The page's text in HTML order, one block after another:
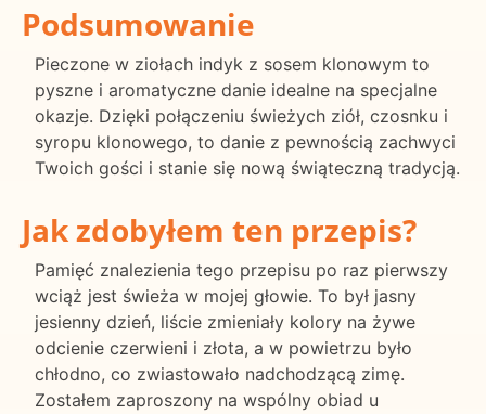
Podsumowanie
Pieczone w ziołach indyk z sosem klonowym to
pyszne i aromatyczne danie idealne na specjalne
okazje. Dzięki połączeniu świeżych ziół, czosnku i
syropu klonowego, to danie z pewnością zachwyci
Twoich gości i stanie się nową świąteczną tradycją.
Jak zdobyłem ten przepis?
Pamięć znalezienia tego przepisu po raz pierwszy
wciąż jest świeża w mojej głowie. To był jasny
jesienny dzień, liście zmieniały kolory na żywe
odcienie czerwieni i złota, a w powietrzu było
chłodno, co zwiastowało nadchodzącą zimę.
Zostałem zaproszony na wspólny obiad u